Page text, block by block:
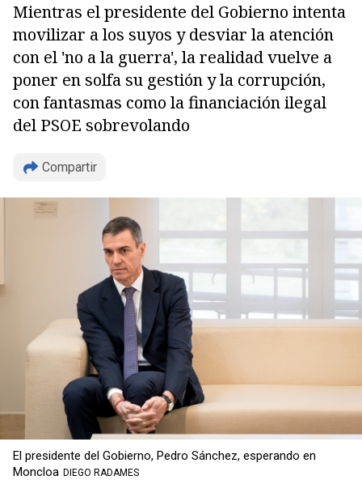
Mientras el presidente del Gobierno intenta
movilizar a los suyos y desviar la atención
con el 'no a la guerra', la realidad vuelve a
poner en solfa su gestión y la corrupción,
con fantasmas como la financiación ilegal
del PSOE sobrevolando
Compartir
El presidente del Gobierno, Pedro Sánchez, esperando en
Moncloa DIEGO RADAMES